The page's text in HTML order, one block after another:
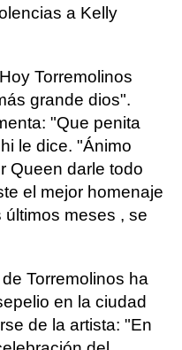
a Kelly
Torremolinos
grande dios".
"Que penita
le dice. "Ánimo
Queen darle todo
el mejor homenaje
meses , se
Torremolinos ha
en la ciudad
de la artista: "En